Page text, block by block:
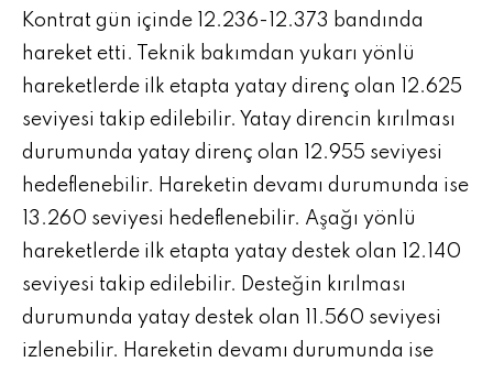
Kontrat gün içinde 12.236-12.373 bandında
hareket etti. Teknik bakımdan yukarı yönlü
hareketlerde ilk etapta yatay direnç olan 12.625
seviyesi takip edilebilir. Yatay direncin kırılması
durumunda yatay direnç olan 12.955 seviyesi
hedeflenebilir. Hareketin devamı durumunda ise
13.260 seviyesi hedeflenebilir. Aşağı yönlü
hareketlerde ilk etapta yatay destek olan 12.140
seviyesi takip edilebilir. Desteğin kırılması
durumunda yatay destek olan 11.560 seviyesi
izlenebilir. Hareketin devamı durumunda ise